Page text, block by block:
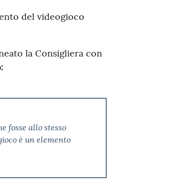
del videogioco
la Consigliera con
fosse allo stesso
è un elemento